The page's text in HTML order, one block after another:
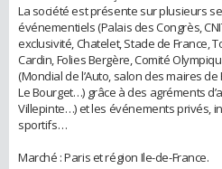
La société est présente sur plusieurs
événementiels (Palais des Congrès,
exclusivité, Chatelet, Stade de France,
Cardin, Folies Bergère, Comité
(Mondial de l’Auto, salon des maires
Le Bourget…) grâce à des agréments
Villepinte…) et les événements privés,
sportifs…
Marché : Paris et région Ile-de-France.